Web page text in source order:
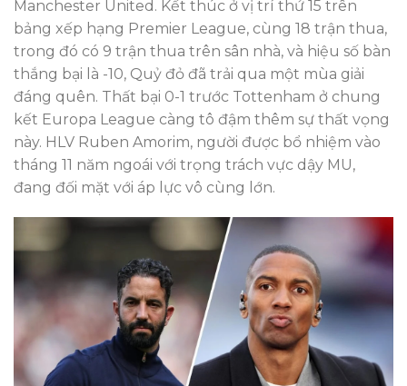
Manchester United. Kết thúc ở vị trí thứ 15 trên
bảng xếp hạng Premier League, cùng 18 trận thua,
trong đó có 9 trận thua trên sân nhà, và hiệu số bàn
thắng bại là -10, Quỷ đỏ đã trải qua một mùa giải
đáng quên. Thất bại 0-1 trước Tottenham ở chung
kết Europa League càng tô đậm thêm sự thất vọng
này. HLV Ruben Amorim, người được bổ nhiệm vào
tháng 11 năm ngoái với trọng trách vực dậy MU,
đang đối mặt với áp lực vô cùng lớn.